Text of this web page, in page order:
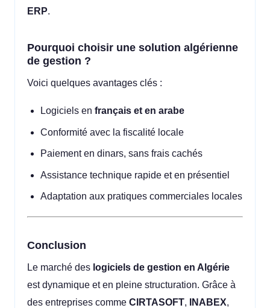
ERP.
Pourquoi choisir une solution algérienne
de gestion ?
Voici quelques avantages clés :
Logiciels enfrançais et en arabe
Conformité avec la fiscalité locale
Paiement en dinars, sans frais cachés
Assistance technique rapide et en présentiel
Adaptation aux pratiques commerciales locales
Conclusion
Le marché des logiciels de gestion en Algérie
est dynamique et en pleine structuration. Grâce à
des entreprises comme CIRTASOFT, INABEX,